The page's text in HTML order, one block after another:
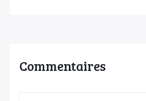
Commentaires